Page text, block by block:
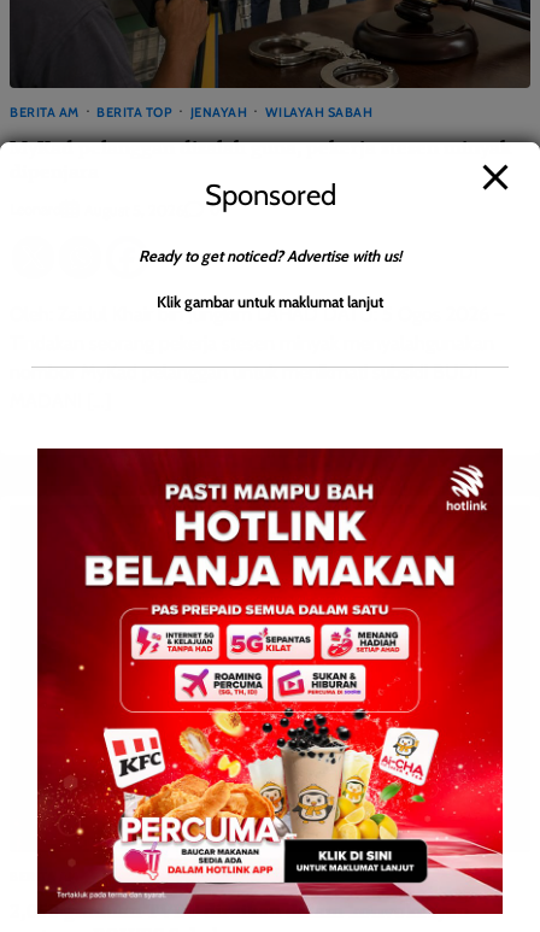
BERITA AM BERITA TOP JENAYAH WILAYAH SABAH
MyKad pelanggan disalah guna, pekerja stesen minyak
0
Oleh: Zaidul Khair bin Jungkim LAHAD DATU: 5 Ogos 2026 –
nombor MyKad pelanggan untuk menikmati subsidi BUDI
2,052 graduan TVET diraikan dalam konvokesyen
Sponsored
Ready to get noticed? Advertise with us!
Klik gambar untuk maklumat lanjut